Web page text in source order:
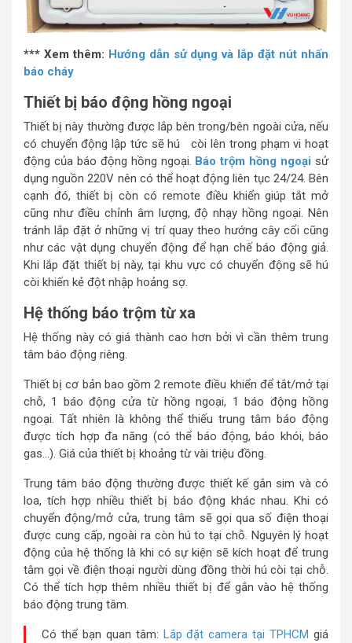
*** Xem thêm: Hướng dẫn sử dụng và lắp đặt nút nhấn
báo cháy
Thiết bị báo động hồng ngoại
Thiết bị này thường được lắp bên trong/bên ngoài cửa, nếu
có chuyển động lập tức sẽ hú còi lên trong phạm vi hoạt
động của báo động hồng ngoại. Báo trộm hồng ngoại sử
dụng nguồn 220V nên có thể hoạt động liên tục 24/24. Bên
cạnh đó, thiết bị còn có remote điều khiển giúp tắt mở
cũng như điều chỉnh âm lượng, độ nhạy hồng ngoại. Nên
tránh lắp đặt ở những vị trí quay theo hướng cây cối cũng
như các vật dụng chuyển động để hạn chế báo động giả.
Khi lắp đặt thiết bị này, tại khu vực có chuyển động sẽ hú
còi khiến kẻ đột nhập hoảng sợ.
Hệ thống báo trộm từ xa
Hệ thống này có giá thành cao hơn bởi vì cần thêm trung
tâm báo động riêng.
Thiết bị cơ bản bao gồm 2 remote điều khiển để tắt/mở tại
chỗ, 1 báo động cửa từ hồng ngoại, 1 báo động hồng
ngoại. Tất nhiên là không thể thiếu trung tâm báo động
được tích hợp đa năng (có thể báo động, báo khói, báo
gas…). Giá của thiết bị khoảng từ vài triệu đồng.
Trung tâm báo động thường được thiết kế gắn sim và có
loa, tích hợp nhiều thiết bị báo động khác nhau. Khi có
chuyển động/mở cửa, trung tâm sẽ gọi qua số điện thoại
được cung cấp, ngoài ra còn hú to tại chỗ. Nguyên lý hoạt
động của hệ thống là khi có sự kiện sẽ kích hoạt để trung
tâm gọi về điện thoại người dùng đồng thời hú còi tại chỗ.
Có thể tích hợp thêm nhiều thiết bị để gắn vào hệ thống
báo động trung tâm.
Có thể bạn quan tâm: Lắp đặt camera tại TPHCM giá